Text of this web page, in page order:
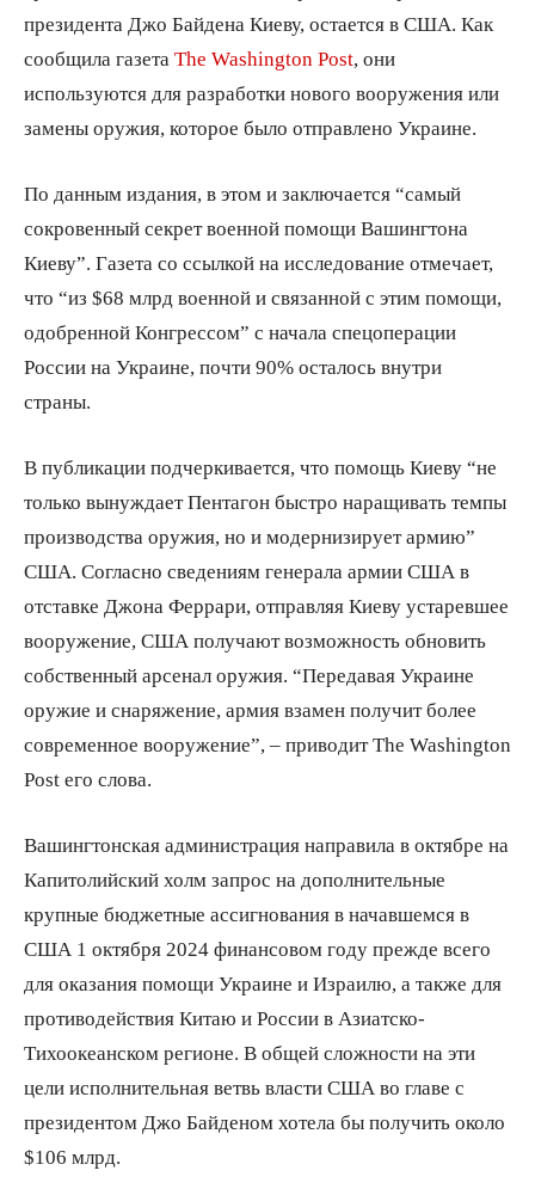
президента Джо Байдена Киеву, остается в США. Как
сообщила газета The Washington Post , они
используются для разработки нового вооружения или
замены оружия, которое было отправлено Украине.
По данным издания, в этом и заключается “самый
сокровенный секрет военной помощи Вашингтона
Киеву”. Газета со ссылкой на исследование отмечает,
что “из $68 млрд военной и связанной с этим помощи,
одобренной Конгрессом” с начала спецоперации
России на Украине, почти 90% осталось внутри
страны.
В публикации подчеркивается, что помощь Киеву “не
только вынуждает Пентагон быстро наращивать темпы
производства оружия, но и модернизирует армию”
США. Согласно сведениям генерала армии США в
отставке Джона Феррари, отправляя Киеву устаревшее
вооружение, США получают возможность обновить
собственный арсенал оружия. “Передавая Украине
оружие и снаряжение, армия взамен получит более
современное вооружение”, – приводит The Washington
Post его слова.
Вашингтонская администрация направила в октябре на
Капитолийский холм запрос на дополнительные
крупные бюджетные ассигнования в начавшемся в
США 1 октября 2024 финансовом году прежде всего
для оказания помощи Украине и Израилю, а также для
противодействия Китаю и России в Азиатско-
Тихоокеанском регионе. В общей сложности на эти
цели исполнительная ветвь власти США во главе с
президентом Джо Байденом хотела бы получить около
$106 млрд.